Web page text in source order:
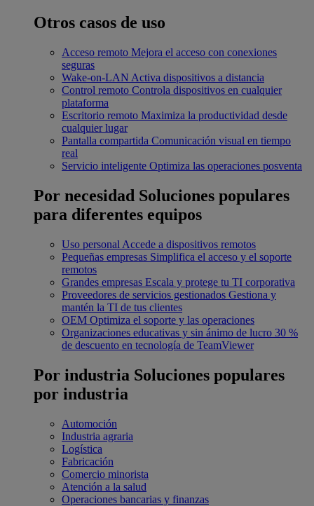
Otros casos de uso
Acceso remoto Mejora el acceso con conexiones
seguras
Wake-on-LAN Activa dispositivos a distancia
Control remoto Controla dispositivos en cualquier
plataforma
Escritorio remoto Maximiza la productividad desde
cualquier lugar
Pantalla compartida Comunicación visual en tiempo
real
Servicio inteligente Optimiza las operaciones posventa
Por necesidad Soluciones populares
para diferentes equipos
Uso personal Accede a dispositivos remotos
Pequeñas empresas Simplifica el acceso y el soporte
remotos
Grandes empresas Escala y protege tu TI corporativa
Proveedores de servicios gestionados Gestiona y
mantén la TI de tus clientes
OEM Optimiza el soporte y las operaciones
Organizaciones educativas y sin ánimo de lucro 30 %
de descuento en tecnología de TeamViewer
Por industria Soluciones populares
por industria
Automoción
Industria agraria
Logística
Fabricación
Comercio minorista
Atención a la salud
Operaciones bancarias y finanzas